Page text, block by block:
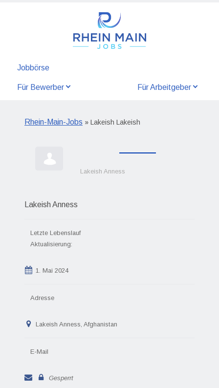
Jobbörse
Für Bewerber Für Arbeitgeber
Rhein-Main-Jobs » Lakeish Lakeish
Lakeish Anness
Lakeish Anness
Letzte Lebenslauf
Aktualisierung:
1. Mai 2024
Adresse
Lakeish Anness, Afghanistan
E-Mail
Gesperrt